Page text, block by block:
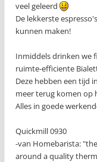
veel geleerd
De lekkerste
kunnen maken!
Inmiddels drinken we
ruimte-efficiente
Deze hebben een tijd
meer terug komen op
Alles in goede
Quickmill 0930
-van Homebarista:
around a quality